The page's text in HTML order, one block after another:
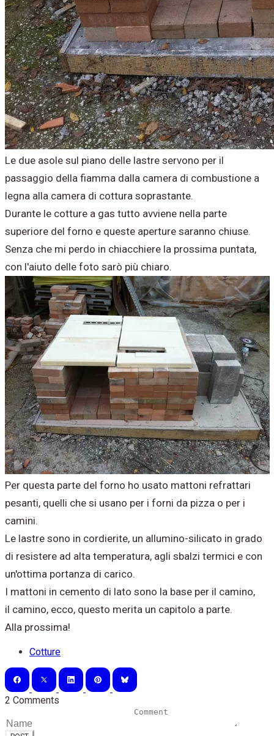
Le due asole sul piano delle lastre servono per il
passaggio della fiamma dalla camera di combustione a
legna alla camera di cottura soprastante.
Durante le cotture a gas tutto avviene nella parte
superiore del forno e queste aperture saranno chiuse.
Senza che mi perdo in chiacchiere la prossima puntata,
con l'aiuto delle foto sarò più chiaro.
Per questa parte del forno ho usato mattoni refrattari
pesanti, quelli che si usano per i forni da pizza o per i
camini.
Le lastre sono in cordierite, un allumino-silicato in grado
di resistere ad alta temperatura, agli sbalzi termici e con
un'ottima portanza di carico.
I mattoni in cemento di lato sono la base per il camino,
il camino, ecco, questo merita un capitolo a parte.
Alla prossima!
Cotture
2 Comments